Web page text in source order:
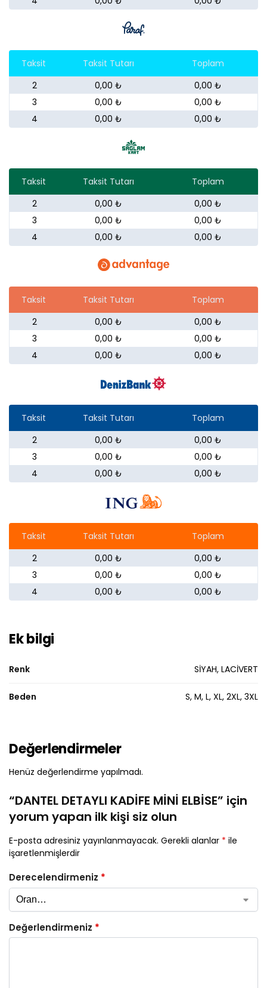
Taksit Taksit Tutarı
Toplam
2
0,00 ₺
0,00 ₺
3
0,00 ₺
0,00 ₺
4
0,00 ₺ 0,00 ₺
Taksit Taksit Tutarı
Toplam
2
0,00 ₺
0,00 ₺
3
0,00 ₺
0,00 ₺
4
0,00 ₺ 0,00 ₺
Taksit Taksit Tutarı
Toplam
2
0,00 ₺
0,00 ₺
3
0,00 ₺
0,00 ₺
4
0,00 ₺ 0,00 ₺
Taksit Taksit Tutarı
Toplam
2
0,00 ₺
0,00 ₺
3
0,00 ₺
0,00 ₺
4
0,00 ₺ 0,00 ₺
Taksit Taksit Tutarı
Toplam
2
0,00 ₺
0,00 ₺
3
0,00 ₺
0,00 ₺
4
0,00 ₺ 0,00 ₺
Ek bilgi
Renk SİYAH, LACİVERT
Beden S, M, L, XL, 2XL, 3XL
Değerlendirmeler
Henüz değerlendirme yapılmadı.
“DANTEL DETAYLI KADİFE MİNİ ELBİSE” için
yorum yapan ilk kişi siz olun
E-posta adresiniz yayınlanmayacak. Gerekli alanlar * ile
işaretlenmişlerdir
Derecelendirmeniz *
Değerlendirmeniz *